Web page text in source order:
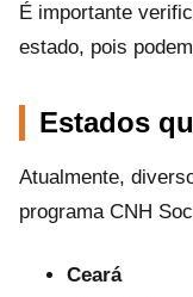
É importante
estado, pois
Estados
Atualmente,
programa CNH
Ceará